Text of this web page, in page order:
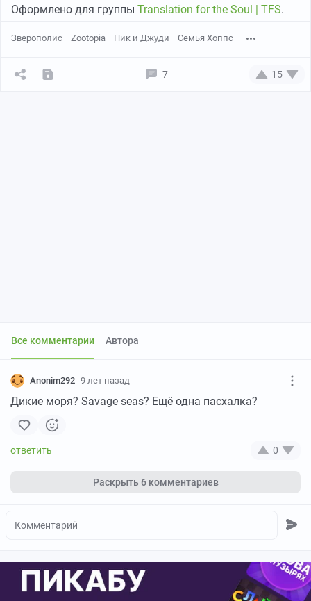
Оформлено для группы Translation for the Soul | TFS.
Зверополис Zootopia Ник и Джуди Семья Хоппс
7 15
Все комментарии Автора
Anonim292 9 лет назад
Дикие моря? Savage seas? Ещё одна пасхалка?
0
Раскрыть6 комментариев